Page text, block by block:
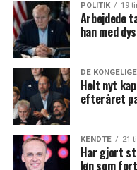
POLITIK 19
Arbejdede
han med
DE KONGELIGE
Helt nyt
efteråret
KENDTE 21
Har gjort
løn som